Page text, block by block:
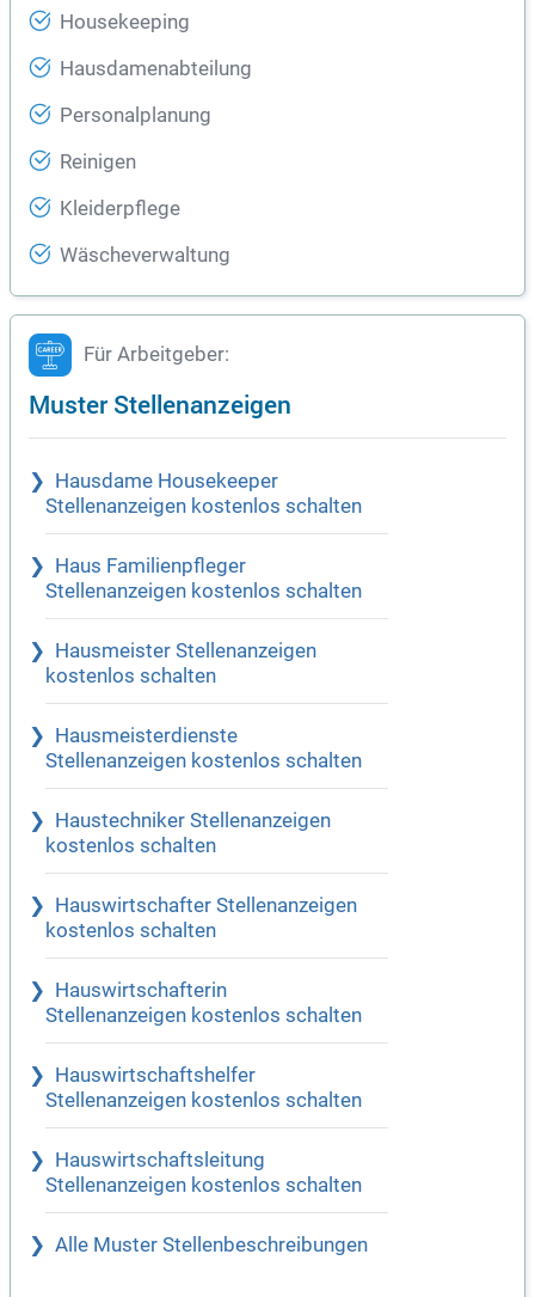
Housekeeping
Hausdamenabteilung
Personalplanung
Reinigen
Kleiderpflege
Wäscheverwaltung
Für Arbeitgeber:
Muster Stellenanzeigen
Hausdame Housekeeper
Stellenanzeigen kostenlos schalten
Haus Familienpfleger
Stellenanzeigen kostenlos schalten
Hausmeister Stellenanzeigen
kostenlos schalten
Hausmeisterdienste
Stellenanzeigen kostenlos schalten
Haustechniker Stellenanzeigen
kostenlos schalten
Hauswirtschafter Stellenanzeigen
kostenlos schalten
Hauswirtschafterin
Stellenanzeigen kostenlos schalten
Hauswirtschaftshelfer
Stellenanzeigen kostenlos schalten
Hauswirtschaftsleitung
Stellenanzeigen kostenlos schalten
Alle Muster Stellenbeschreibungen